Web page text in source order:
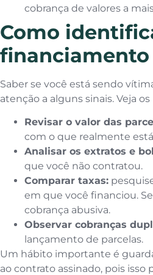
cobrança de valores a
Como
Saber se você está sendo
atenção a alguns sinais. Veja
Revisar o valor das
com o que realmente
Analisar os extratos e
que você não contratou.
Comparar taxas:
em que você financiou.
cobrança abusiva.
Observar cobranças
lançamento de parcelas.
Um hábito importante é
ao contrato assinado, pois